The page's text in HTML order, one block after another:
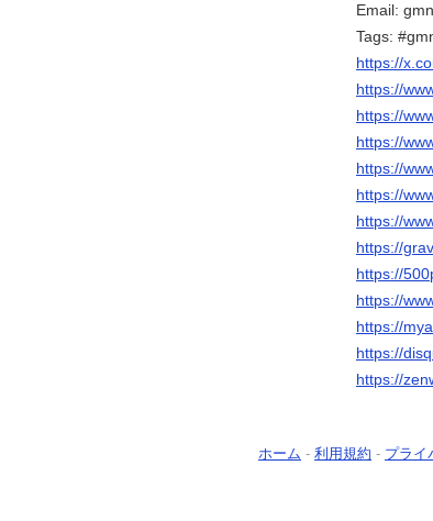
Email:
Tags:
https://
https://
https://
https://
https://
https://
https://
https://
https://
https://
https://
https://
https://
ホーム - 利用規約 - プライ